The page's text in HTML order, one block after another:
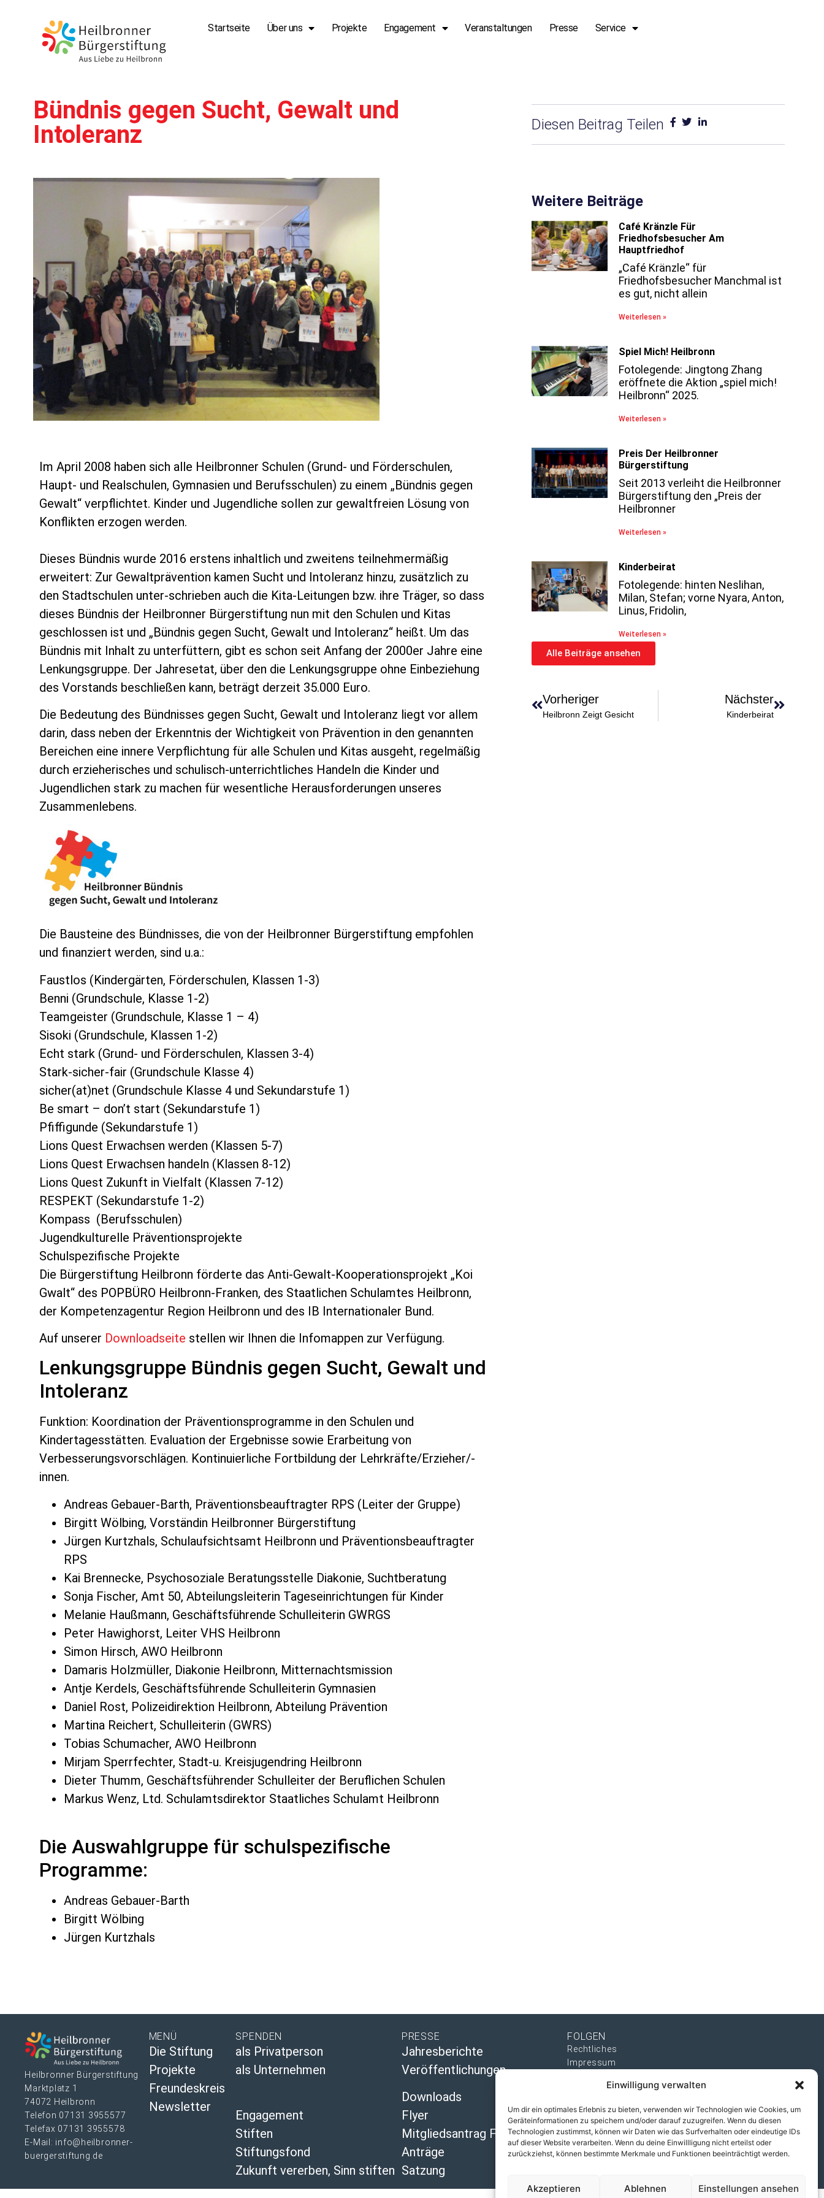
Einwilligung verwalten
Um dir ein optimales Erlebnis zu bieten, verwenden wir Technologien wie Cookies, um
Geräteinformationen zu speichern und/oder darauf zuzugreifen. Wenn du diesen
Technologien zustimmst, können wir Daten wie das Surfverhalten oder eindeutige IDs
auf dieser Website verarbeiten. Wenn du deine Einwillligung nicht erteilst oder
zurückziehst, können bestimmte Merkmale und Funktionen beeinträchtigt werden.
Akzeptieren Ablehnen Einstellungen ansehen
Startseite Über uns Projekte Engagement Veranstaltungen Presse Service
Bündnis gegen Sucht, Gewalt und
Intoleranz
Im April 2008 haben sich alle Heilbronner Schulen (Grund- und Förderschulen,
Haupt- und Realschulen, Gymnasien und Berufsschulen) zu einem „Bündnis gegen
Gewalt“ verpflichtet. Kinder und Jugendliche sollen zur gewaltfreien Lösung von
Konflikten erzogen werden.
Dieses Bündnis wurde 2016 erstens inhaltlich und zweitens teilnehmermäßig
erweitert: Zur Gewaltprävention kamen Sucht und Intoleranz hinzu, zusätzlich zu
den Stadtschulen unter-schrieben auch die Kita-Leitungen bzw. ihre Träger, so dass
dieses Bündnis der Heilbronner Bürgerstiftung nun mit den Schulen und Kitas
geschlossen ist und „Bündnis gegen Sucht, Gewalt und Intoleranz“ heißt. Um das
Bündnis mit Inhalt zu unterfüttern, gibt es schon seit Anfang der 2000er Jahre eine
Lenkungsgruppe. Der Jahresetat, über den die Lenkungsgruppe ohne Einbeziehung
des Vorstands beschließen kann, beträgt derzeit 35.000 Euro.
Die Bedeutung des Bündnisses gegen Sucht, Gewalt und Intoleranz liegt vor allem
darin, dass neben der Erkenntnis der Wichtigkeit von Prävention in den genannten
Bereichen eine innere Verpflichtung für alle Schulen und Kitas ausgeht, regelmäßig
durch erzieherisches und schulisch-unterrichtliches Handeln die Kinder und
Jugendlichen stark zu machen für wesentliche Herausforderungen unseres
Zusammenlebens.
Die Bausteine des Bündnisses, die von der Heilbronner Bürgerstiftung empfohlen
und finanziert werden, sind u.a.:
Faustlos (Kindergärten, Förderschulen, Klassen 1-3)
Benni (Grundschule, Klasse 1-2)
Teamgeister (Grundschule, Klasse 1 – 4)
Sisoki (Grundschule, Klassen 1-2)
Echt stark (Grund- und Förderschulen, Klassen 3-4)
Stark-sicher-fair (Grundschule Klasse 4)
sicher(at)net (Grundschule Klasse 4 und Sekundarstufe 1)
Be smart – don’t start (Sekundarstufe 1)
Pfiffigunde (Sekundarstufe 1)
Lions Quest Erwachsen werden (Klassen 5-7)
Lions Quest Erwachsen handeln (Klassen 8-12)
Lions Quest Zukunft in Vielfalt (Klassen 7-12)
RESPEKT (Sekundarstufe 1-2)
Kompass (Berufsschulen)
Jugendkulturelle Präventionsprojekte
Schulspezifische Projekte
Die Bürgerstiftung Heilbronn förderte das Anti-Gewalt-Kooperationsprojekt „Koi
Gwalt“ des POPBÜRO Heilbronn-Franken, des Staatlichen Schulamtes Heilbronn,
der Kompetenzagentur Region Heilbronn und des IB Internationaler Bund.
Auf unserer Downloadseite stellen wir Ihnen die Infomappen zur Verfügung.
Lenkungsgruppe Bündnis gegen Sucht, Gewalt und
Intoleranz
Funktion: Koordination der Präventionsprogramme in den Schulen und
Kindertagesstätten. Evaluation der Ergebnisse sowie Erarbeitung von
Verbesserungsvorschlägen. Kontinuierliche Fortbildung der Lehrkräfte/Erzieher/-
innen.
Andreas Gebauer-Barth, Präventionsbeauftragter RPS (Leiter der Gruppe)
Birgitt Wölbing, Vorständin Heilbronner Bürgerstiftung
Jürgen Kurtzhals, Schulaufsichtsamt Heilbronn und Präventionsbeauftragter
RPS
Kai Brennecke, Psychosoziale Beratungsstelle Diakonie, Suchtberatung
Sonja Fischer, Amt 50, Abteilungsleiterin Tageseinrichtungen für Kinder
Melanie Haußmann, Geschäftsführende Schulleiterin GWRGS
Peter Hawighorst, Leiter VHS Heilbronn
Simon Hirsch, AWO Heilbronn
Damaris Holzmüller, Diakonie Heilbronn, Mitternachtsmission
Antje Kerdels, Geschäftsführende Schulleiterin Gymnasien
Daniel Rost, Polizeidirektion Heilbronn, Abteilung Prävention
Martina Reichert, Schulleiterin (GWRS)
Tobias Schumacher, AWO Heilbronn
Mirjam Sperrfechter, Stadt-u. Kreisjugendring Heilbronn
Dieter Thumm, Geschäftsführender Schulleiter der Beruflichen Schulen
Markus Wenz, Ltd. Schulamtsdirektor Staatliches Schulamt Heilbronn
Die Auswahlgruppe für schulspezifische
Programme:
Andreas Gebauer-Barth
Birgitt Wölbing
Jürgen Kurtzhals
Diesen Beitrag Teilen
Weitere Beiträge
Café Kränzle Für
Friedhofsbesucher Am
Hauptfriedhof
„Café Kränzle“ für
Friedhofsbesucher Manchmal ist
es gut, nicht allein
Weiterlesen »
Spiel Mich! Heilbronn
Fotolegende: Jingtong Zhang
eröffnete die Aktion „spiel mich!
Heilbronn“ 2025.
Weiterlesen »
Preis Der Heilbronner
Bürgerstiftung
Seit 2013 verleiht die Heilbronner
Bürgerstiftung den „Preis der
Heilbronner
Weiterlesen »
Kinderbeirat
Fotolegende: hinten Neslihan,
Milan, Stefan; vorne Nyara, Anton,
Linus, Fridolin,
Weiterlesen »
Alle Beiträge ansehen
Vorheriger
Heilbronn Zeigt Gesicht
Nächster
Kinderbeirat
Heilbronner Bürgerstiftung
Marktplatz 1
74072 Heilbronn
Telefon 07131 3955577
Telefax 07131 3955578
E-Mail: info@heilbronner-
buergerstiftung.de
MENÜ
Die Stiftung
Projekte
Freundeskreis
Newsletter
SPENDEN
als Privatperson
als Unternehmen
Engagement
Stiften
Stiftungsfond
Zukunft vererben, Sinn stiften
PRESSE
Jahresberichte
Veröffentlichungen
Downloads
Flyer
Mitgliedsantrag Freundeskreis
Anträge
Satzung
FOLGEN
Rechtliches
Impressum
Cookies, Einstellungen